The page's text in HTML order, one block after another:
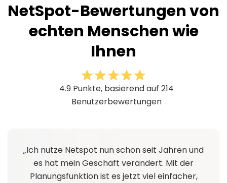
NetSpot-Bewertungen von
echten Menschen wie
Ihnen
4.9 Punkte, basierend auf 214
Benutzerbewertungen
„Ich nutze Netspot nun schon seit Jahren und
es hat mein Geschäft verändert. Mit der
Planungsfunktion ist es jetzt viel einfacher,